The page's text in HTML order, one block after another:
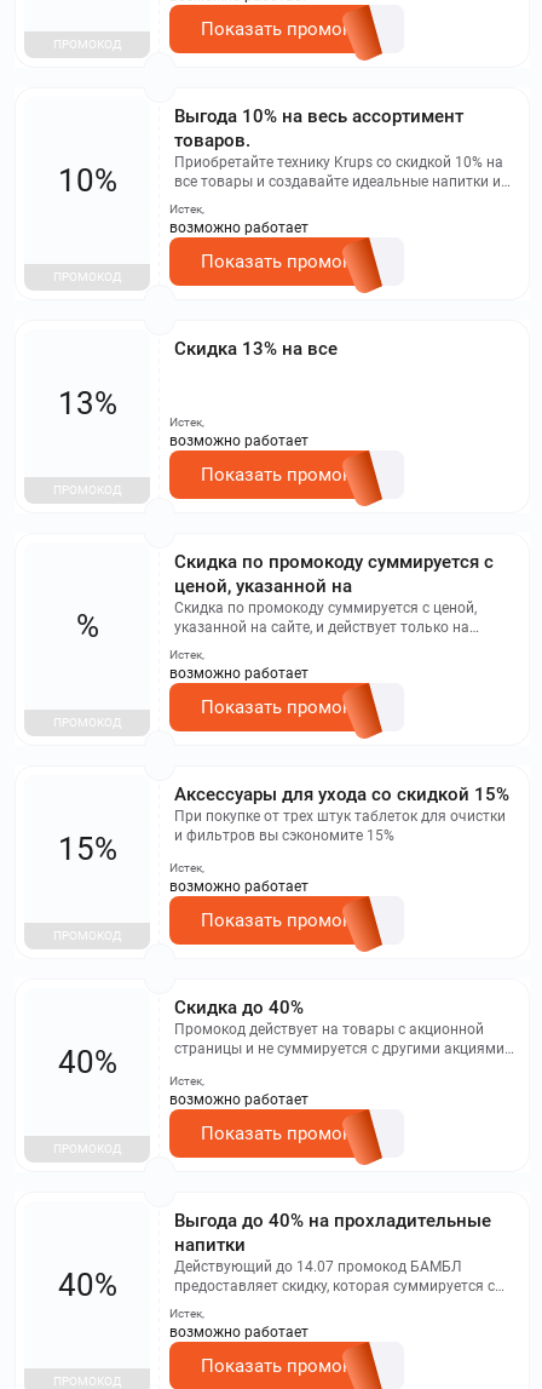
ПРОМОКОД
Показать промокод
Выгода 10% на весь ассортимент
товаров.
Приобретайте технику Krups со скидкой 10% на
все товары и создавайте идеальные напитки и
блюда с немецким качеством и инновациями.
10%
ПРОМОКОД
Истек,
возможно работает
Показать промокод
Скидка 13% на все
13%
ПРОМОКОД
Истек,
возможно работает
Показать промокод
Скидка по промокоду суммируется с
ценой, указанной на
Скидка по промокоду суммируется с ценой,
указанной на сайте, и действует только на
товары с акционной страницы. Скидка не
суммируется с другими акциями, баллами
программы лояльности и товарами с
финальной ценой.
%
ПРОМОКОД
Истек,
возможно работает
Показать промокод
Аксессуары для ухода со скидкой 15%
При покупке от трех штук таблеток для очистки
и фильтров вы сэкономите 15%
15%
ПРОМОКОД
Истек,
возможно работает
Показать промокод
Скидка до 40%
Промокод действует на товары с акционной
страницы и не суммируется с другими акциями,
с финальной ценой.
40%
ПРОМОКОД
Истек,
возможно работает
Показать промокод
Выгода до 40% на прохладительные
напитки
Действующий до 14.07 промокод БАМБЛ
предоставляет скидку, которая суммируется с
ценой на сайте, но только для товаров с
акционной страницы. Скидка не действует
вместе с другими акциями, баллами программы
лояльности и товарами с финальной ценой.
40%
ПРОМОКОД
Истек,
возможно работает
Показать промокод